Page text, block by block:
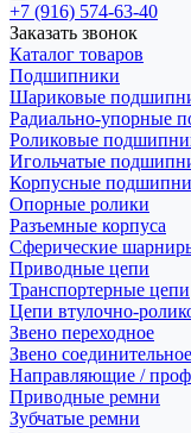
+7 (916) 574-63-40
Заказать звонок
Каталог товаров
Подшипники
Шариковые
Радиально-упорные
Роликовые
Игольчатые
Корпусные
Опорные ролики
Разъемные корпуса
Сферические
Приводные цепи
Транспортерные цепи
Цепи втулочно-
Звено переходное
Звено соединительное
Направляющие /
Приводные ремни
Зубчатые ремни